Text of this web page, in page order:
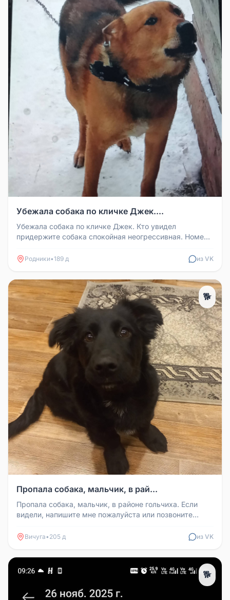
Убежала собака по кличке Джек....
Убежала собака по кличке Джек. Кто увидел
придержите собака спокойная неогрессивная. Номер
Родники•189 д из VK
🐕
Пропала собака, мальчик, в рай...
Пропала собака, мальчик, в районе гольчиха. Если
видели, напишите мне пожалуйста или позвоните
Вичуга• 205 д из VK
🐕